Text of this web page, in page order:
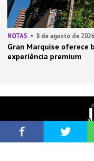
NOTAS 8 de agosto de 2026
Gran Marquise oferece
experiência premium